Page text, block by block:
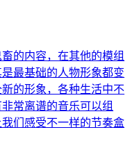
的内容，在其他的模组
最基础的人物形象都变
的形象，各种生活中不
常离谱的音乐可以组
们感受不一样的节奏盒